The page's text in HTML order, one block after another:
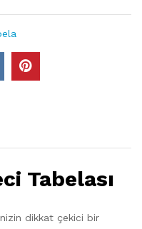
Tabelası
dikkat çekici bir